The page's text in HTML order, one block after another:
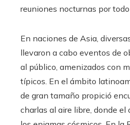
reuniones nocturnas por
En naciones de Asia,
llevaron a cabo eventos de
al público, amenizados con
típicos. En el ámbito
de gran tamaño propició
charlas al aire libre, donde el